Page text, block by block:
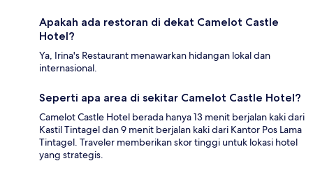
Apakah ada restoran di dekat Camelot Castle
Hotel?
Ya, Irina's Restaurant menawarkan hidangan lokal dan
internasional.
Seperti apa area di sekitar Camelot Castle Hotel?
Camelot Castle Hotel berada hanya 13 menit berjalan kaki dari
Kastil Tintagel dan 9 menit berjalan kaki dari Kantor Pos Lama
Tintagel. Traveler memberikan skor tinggi untuk lokasi hotel
yang strategis.